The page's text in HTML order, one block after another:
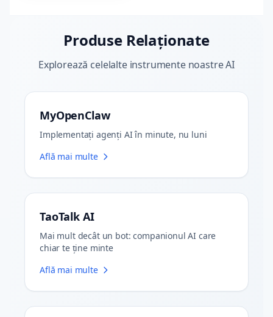
Produse Relaționate
Explorează celelalte instrumente noastre AI
MyOpenClaw
Implementați agenți AI în minute, nu luni
Află mai multe
TaoTalk AI
Mai mult decât un bot: companionul AI care
chiar te ține minte
Află mai multe